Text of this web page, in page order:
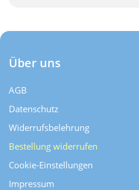
Über uns
AGB
Datenschutz
Widerrufsbelehrung
Bestellung widerrufen
Cookie-Einstellungen
Impressum